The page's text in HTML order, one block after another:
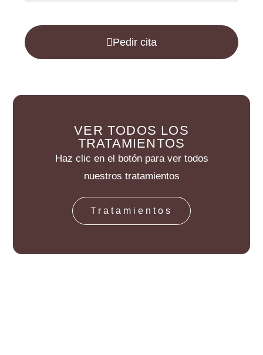
Pedir cita
VER TODOS LOS
TRATAMIENTOS
Haz clic en el botón para ver todos
nuestros tratamientos
Tratamientos